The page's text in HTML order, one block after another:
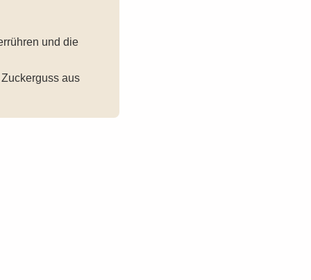
und die
aus